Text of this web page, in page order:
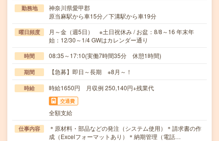
勤務地
神奈川県愛甲郡
原当麻駅から車15分／下溝駅から車19分
曜日頻度
月～金（週5日） ※土日祝休み / お盆：8/8～16 年末年
始：12/30～1/4 GWはカレンダー通り
時間 08:35～17:10(実働7時間35分 休憩1時間)
期間 【急募】即日～長期 ※8月～！
時給 時給1650円 月収例 250,140円+残業代
交通費
全額支給
仕事内容
＊原材料・部品などの発注（システム使用）＊請求書の作
成（Excelフォーマットあり）＊納期管理（電話…